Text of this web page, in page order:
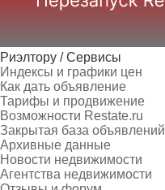
Риэлтору / Сервисы
Индексы и графики цен
Как дать объявление
Тарифы и продвижение
Возможности Restate.ru
Закрытая база объявлений
Архивные данные
Новости недвижимости
Агентства недвижимости